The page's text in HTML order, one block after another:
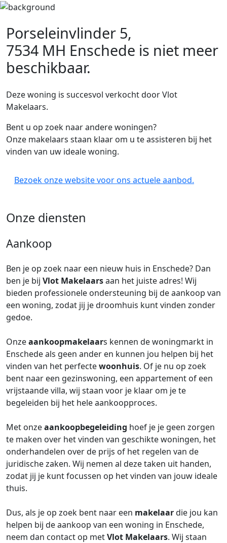
Porseleinvlinder 5,
7534 MH Enschede is niet meer
beschikbaar.
Deze woning is succesvol verkocht door Vlot
Makelaars.
Bent u op zoek naar andere woningen?
Onze makelaars staan klaar om u te assisteren bij het
vinden van uw ideale woning.
Bezoek onze website voor ons actuele aanbod.
Onze diensten
Aankoop
Ben je op zoek naar een nieuw huis in Enschede? Dan
ben je bij Vlot Makelaarsaan het juiste adres! Wij
bieden professionele ondersteuning bij de aankoop van
een woning, zodat jij je droomhuis kunt vinden zonder
gedoe.
Onzeaankoopmakelaars kennen de woningmarkt in
Enschede als geen ander en kunnen jou helpen bij het
vinden van het perfectewoonhuis. Of je nu op zoek
bent naar een gezinswoning, een appartement of een
vrijstaande villa, wij staan voor je klaar om je te
begeleiden bij het hele aankoopproces.
Met onzeaankoopbegeleiding hoef je je geen zorgen
te maken over het vinden van geschikte woningen, het
onderhandelen over de prijs of het regelen van de
juridische zaken. Wij nemen al deze taken uit handen,
zodat jij je kunt focussen op het vinden van jouw ideale
thuis.
Dus, als je op zoek bent naar een makelaardie jou kan
helpen bij de aankoop van een woning in Enschede,
neem dan contact op metVlot Makelaars. Wij staan